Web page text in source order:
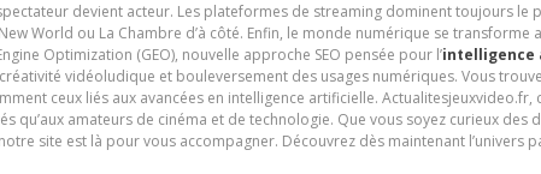
devient acteur. Les plateformes de streaming dominent toujours le
World ou La Chambre d’à côté. Enfin, le monde numérique se transforme
Optimization (GEO), nouvelle approche SEO pensée pour l’intelligence
vidéoludique et bouleversement des usages numériques. Vous
ceux liés aux avancées en intelligence artificielle. Actualitesjeuxvideo.fr,
qu’aux amateurs de cinéma et de technologie. Que vous soyez curieux
site est là pour vous accompagner. Découvrez dès maintenant l’univers